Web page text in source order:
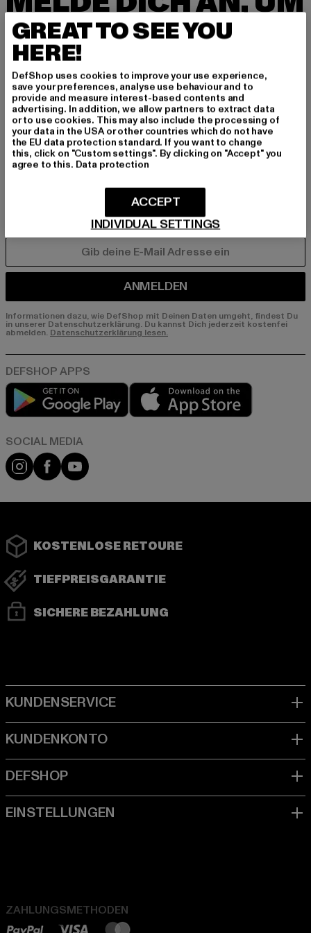
INSPIRIERT ZU BLEI
BEN!
Melde dich hier für unseren Newsletter an und
erhalte künftig Informationen über aktuelle Tre
nds, Angebote und Gutscheine von DefShop p
er E-Mail!
ANMELDEN
Informationen dazu, wie DefShop mit Deinen Daten umgeht, findest Du
in unserer Datenschutzerklärung. Du kannst Dich jederzeit kostenfei
abmelden. Datenschutzerklärung lesen.
Play market
Instagram
FacebookYouTube
KOSTENLOSE RETOURE
TIEFPREISGARANTIE
SICHERE BEZAHLUNG
ZAHLUNGSMETHODEN
GREAT TO SEE YOU
HERE!
DefShop uses cookies to improve your use experience,
save your preferences, analyse use behaviour and to
provide and measure interest-based contents and
advertising. In addition, we allow partners to extract data
or to use cookies. This may also include the processing of
your data in the USA or other countries which do not have
the EU data protection standard. If you want to change
this, click on "Custom settings". By clicking on "Accept" you
agree to this. Data protection
INDIVIDUAL SETTINGS
ACCEPT